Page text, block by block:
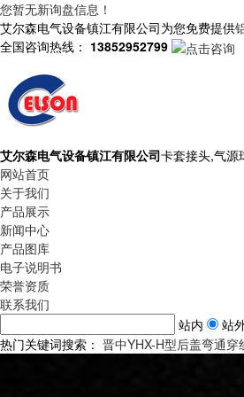
您暂无新询盘信息！
艾尔森电气设备镇江有限公司为您免费提供
全国咨询热线： 13852952799
艾尔森电气设备镇江有限公司卡套接头,气源
网站首页
关于我们
产品展示
新闻中心
产品图库
电子说明书
荣誉资质
联系我们
站内
站
热门关键词搜索： 晋中YHX-H型后盖弯通穿